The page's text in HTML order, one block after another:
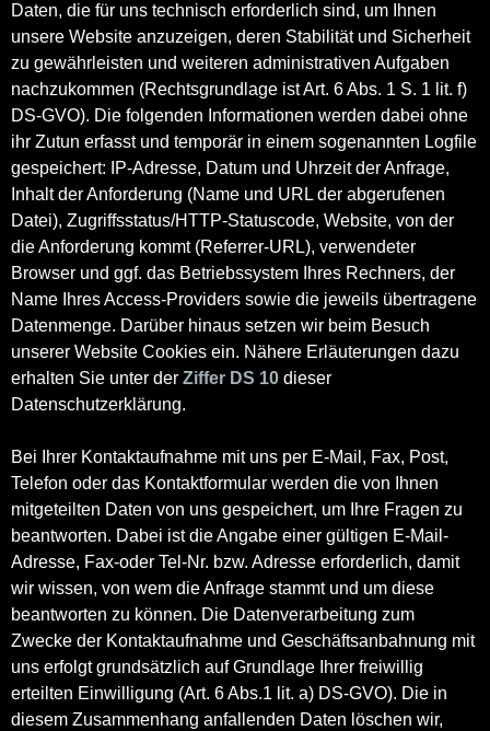
Daten, die für uns technisch erforderlich sind, um Ihnen
unsere Website anzuzeigen, deren Stabilität und Sicherheit
zu gewährleisten und weiteren administrativen Aufgaben
nachzukommen (Rechtsgrundlage ist Art. 6 Abs. 1 S. 1 lit. f)
DS-GVO). Die folgenden Informationen werden dabei ohne
ihr Zutun erfasst und temporär in einem sogenannten Logfile
gespeichert: IP-Adresse, Datum und Uhrzeit der Anfrage,
Inhalt der Anforderung (Name und URL der abgerufenen
Datei), Zugriffsstatus/HTTP-Statuscode, Website, von der
die Anforderung kommt (Referrer-URL), verwendeter
Browser und ggf. das Betriebssystem Ihres Rechners, der
Name Ihres Access-Providers sowie die jeweils übertragene
Datenmenge. Darüber hinaus setzen wir beim Besuch
unserer Website Cookies ein. Nähere Erläuterungen dazu
erhalten Sie unter der Ziffer DS 10 dieser
Datenschutzerklärung.
Bei Ihrer Kontaktaufnahme mit uns per E-Mail, Fax, Post,
Telefon oder das Kontaktformular werden die von Ihnen
mitgeteilten Daten von uns gespeichert, um Ihre Fragen zu
beantworten. Dabei ist die Angabe einer gültigen E-Mail-
Adresse, Fax-oder Tel-Nr. bzw. Adresse erforderlich, damit
wir wissen, von wem die Anfrage stammt und um diese
beantworten zu können. Die Datenverarbeitung zum
Zwecke der Kontaktaufnahme und Geschäftsanbahnung mit
uns erfolgt grundsätzlich auf Grundlage Ihrer freiwillig
erteilten Einwilligung (Art. 6 Abs.1 lit. a) DS-GVO). Die in
diesem Zusammenhang anfallenden Daten löschen wir,